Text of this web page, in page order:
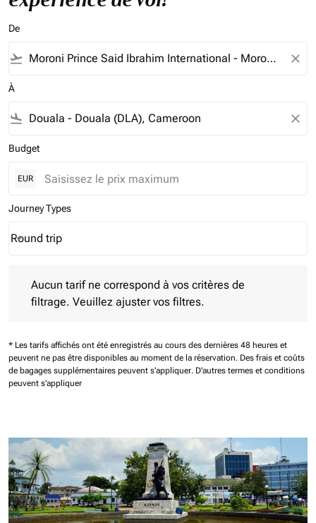
De
flight_takeoff close
À
flight_land close
Budget
EUR
Journey Types
Journey Types option Round trip Selected
Round trip
keyboard_arrow_down
Aucun tarif ne correspond à vos critères de
filtrage. Veuillez ajuster vos filtres.
* Les tarifs affichés ont été enregistrés au cours des dernières 48 heures et
peuvent ne pas être disponibles au moment de la réservation. Des frais et coûts
de bagages supplémentaires peuvent s'appliquer. D'autres termes et conditions
peuvent s'appliquer